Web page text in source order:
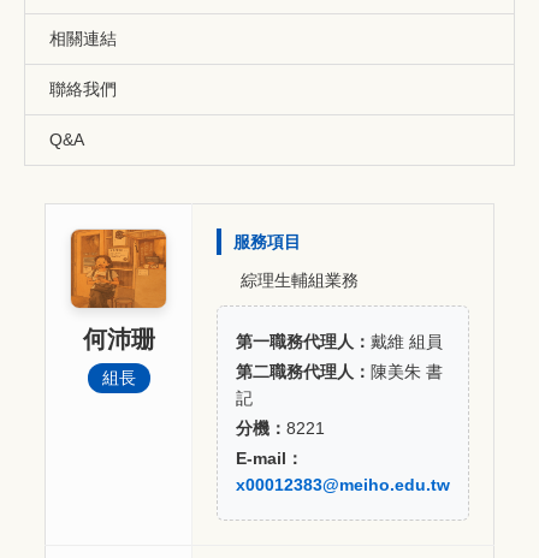
相關連結
聯絡我們
Q&A
何沛珊
組長
服務項目
綜理生輔組業務
第一職務代理人： 戴維 組員
第二職務代理人： 陳美朱 書
記
分機： 8221
E-mail：
x00012383@meiho.edu.tw